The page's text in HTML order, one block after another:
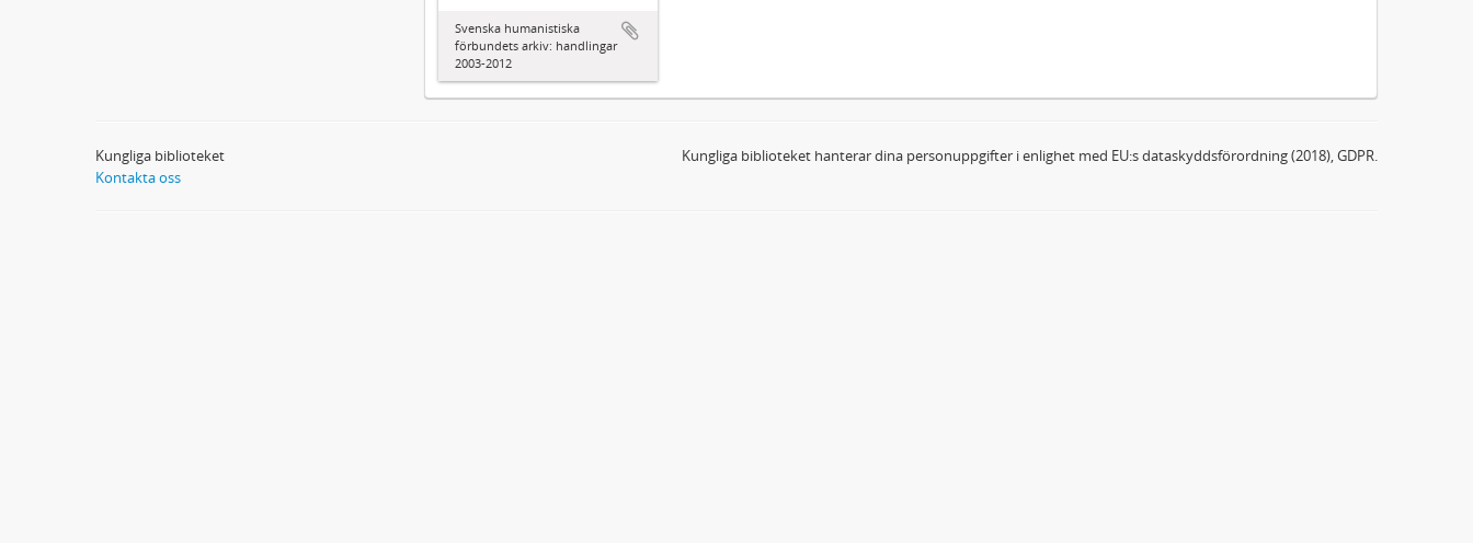
Svenska humanistiska
förbundets arkiv: handlingar
2003-2012
Kungliga biblioteket
Kontakta oss
Kungliga biblioteket hanterar dina personuppgifter i enlighet med EU:s dataskyddsförordning (2018), GDPR.